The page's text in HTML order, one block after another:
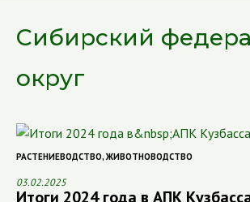
Сибирский
округ
РАСТЕНИЕВОДСТВО, ЖИВОТНОВОДСТВО
03.02.2025
Итоги 2024 года в АПК